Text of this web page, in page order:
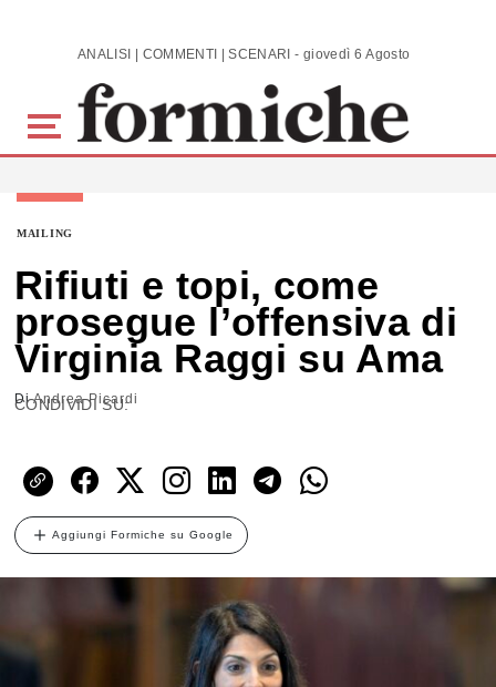
Skip to main content ANALISI | COMMENTI | SCENARI - giovedì 6 Agosto 2026
MAILING
Rifiuti e topi, come
prosegue l’offensiva di
Virginia Raggi su Ama
DiAndrea Picardi
CONDIVIDI SU:
Aggiungi Formiche su Google